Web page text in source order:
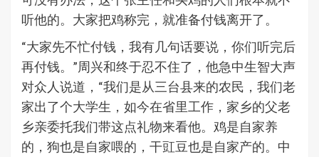
听他的。大家把鸡称完，就准备付钱离开了。
“大家先不忙付钱，我有几句话要说，你们听完后
再付钱。”周兴和终于忍不住了，他急中生智大声
对众人说道，“我们是从三台县来的农民，我们老
家出了个大学生，如今在省里工作，家乡的父老
乡亲委托我们带这点礼物来看他。鸡是自家养
的，狗也是自家喂的，干豇豆也是自家产的。中